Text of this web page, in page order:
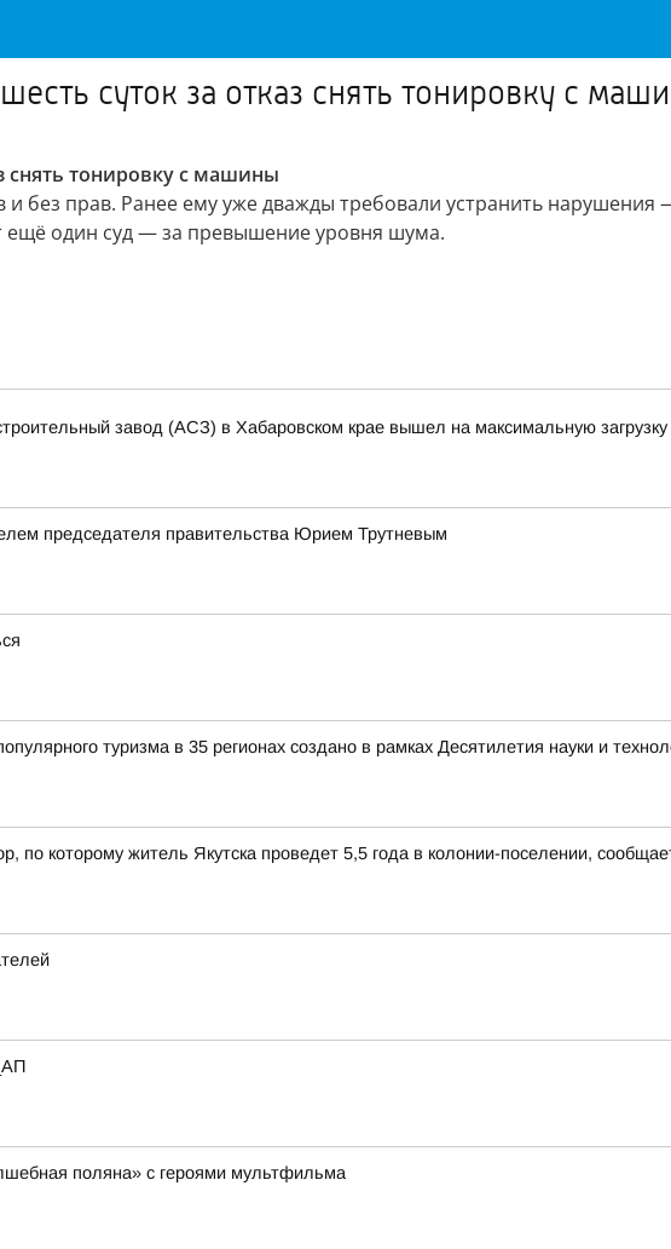
суток за отказ снять тонировку с
снять тонировку с машины
без прав. Ранее ему уже дважды требовали устранить нарушения
ещё один суд — за превышение уровня шума.
завод (АСЗ) в Хабаровском крае вышел на максимальную
председателя правительства Юрием Трутневым
туризма в 35 регионах создано в рамках Десятилетия науки и
по которому житель Якутска проведет 5,5 года в колонии-поселении,
поляна» с героями мультфильма